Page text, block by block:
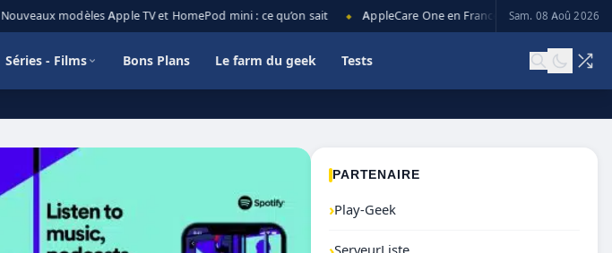
modèles Apple TV et HomePod mini : ce qu’on sait AppleCare One en France : prix, couverture et
Sam. 08 Aoû 2026
Séries - Films Bons Plans Le farm du geek Tests
PARTENAIRE
›Play-Geek